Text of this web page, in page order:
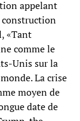
appelant
construction
«Tant
comme le
Unis sur la
La crise
moyen de
date de